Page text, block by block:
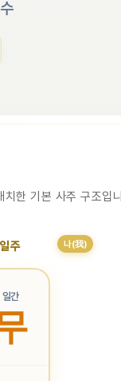
치한 기본 사주 구조입
일주
일간
나(我)